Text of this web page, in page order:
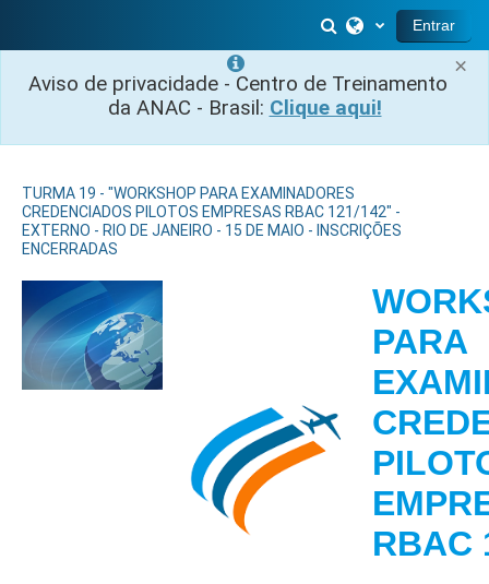
×
Aviso de privacidade - Centro de Treinamento
da ANAC - Brasil: Clique aqui!
Alternar entrada
Entrar
TURMA 19 - "WORKSHOP PARA EXAMINADORES
CREDENCIADOS PILOTOS EMPRESAS RBAC 121/142" -
EXTERNO - RIO DE JANEIRO - 15 DE MAIO - INSCRIÇÕES
ENCERRADAS
PARA